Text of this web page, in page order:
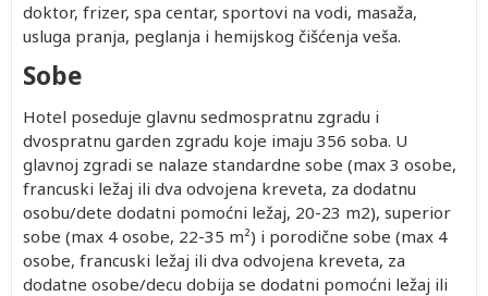
doktor, frizer, spa centar, sportovi na vodi, masaža,
usluga pranja, peglanja i hemijskog čišćenja veša.
Sobe
Hotel poseduje glavnu sedmospratnu zgradu i
dvospratnu garden zgradu koje imaju 356 soba. U
glavnoj zgradi se nalaze standardne sobe (max 3 osobe,
francuski ležaj ili dva odvojena kreveta, za dodatnu
osobu/dete dodatni pomoćni ležaj, 20-23 m2), superior
sobe (max 4 osobe, 22-35 m²) i porodične sobe (max 4
osobe, francuski ležaj ili dva odvojena kreveta, za
dodatne osobe/decu dobija se dodatni pomoćni ležaj ili